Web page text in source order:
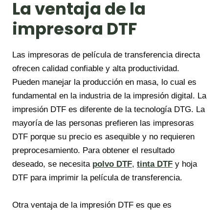
La ventaja de la
impresora DTF
Las impresoras de película de transferencia directa
ofrecen calidad confiable y alta productividad.
Pueden manejar la producción en masa, lo cual es
fundamental en la industria de la impresión digital. La
impresión DTF es diferente de la tecnología DTG. La
mayoría de las personas prefieren las impresoras
DTF porque su precio es asequible y no requieren
preprocesamiento. Para obtener el resultado
deseado, se necesita polvo DTF, tinta DTF y hoja
DTF para imprimir la película de transferencia.
Otra ventaja de la impresión DTF es que es